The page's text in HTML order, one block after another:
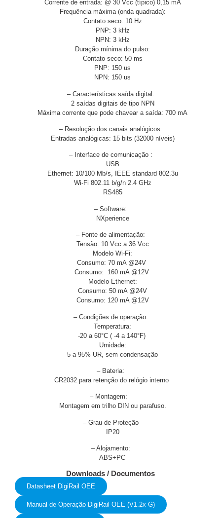
Corrente de entrada: @ 30 Vcc (típico) 0,15 mA
Frequência máxima (onda quadrada):
Contato seco: 10 Hz
PNP: 3 kHz
NPN: 3 kHz
Duração mínima do pulso:
Contato seco: 50 ms
PNP: 150 us
NPN: 150 us
– Características saída digital:
2 saídas digitais de tipo NPN
Máxima corrente que pode chavear a saída: 700 mA
– Resolução dos canais analógicos:
Entradas analógicas: 15 bits (32000 níveis)
– Interface de comunicação :
USB
Ethernet: 10/100 Mb/s, IEEE standard 802.3u
Wi-Fi 802.11 b/g/n 2.4 GHz
RS485
– Software:
NXperience
– Fonte de alimentação:
Tensão: 10 Vcc a 36 Vcc
Modelo Wi-Fi:
Consumo: 70 mA @24V
Consumo: 160 mA @12V
Modelo Ethernet:
Consumo: 50 mA @24V
Consumo: 120 mA @12V
– Condições de operação:
Temperatura:
-20 a 60°C ( -4 a 140°F)
Umidade:
5 a 95% UR, sem condensação
– Bateria:
CR2032 para retenção do relógio interno
– Montagem:
Montagem em trilho DIN ou parafuso.
– Grau de Proteção
IP20
– Alojamento:
ABS+PC
Downloads / Documentos
Datasheet DigiRail OEE
Manual de Operação DigiRail OEE (V1.2x G)